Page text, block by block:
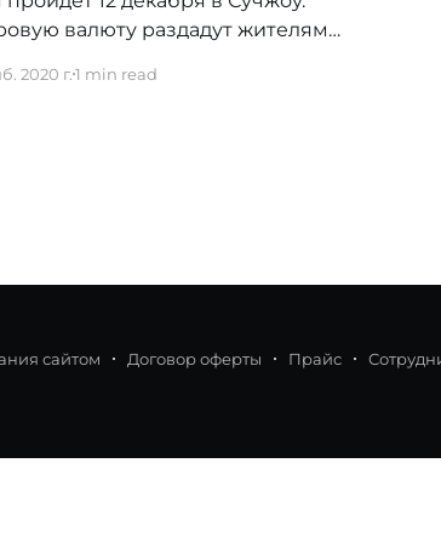
валюту раздадут жителям
проверят возможность
2020 г.1 min read
сайтом Договор оферты Прайс